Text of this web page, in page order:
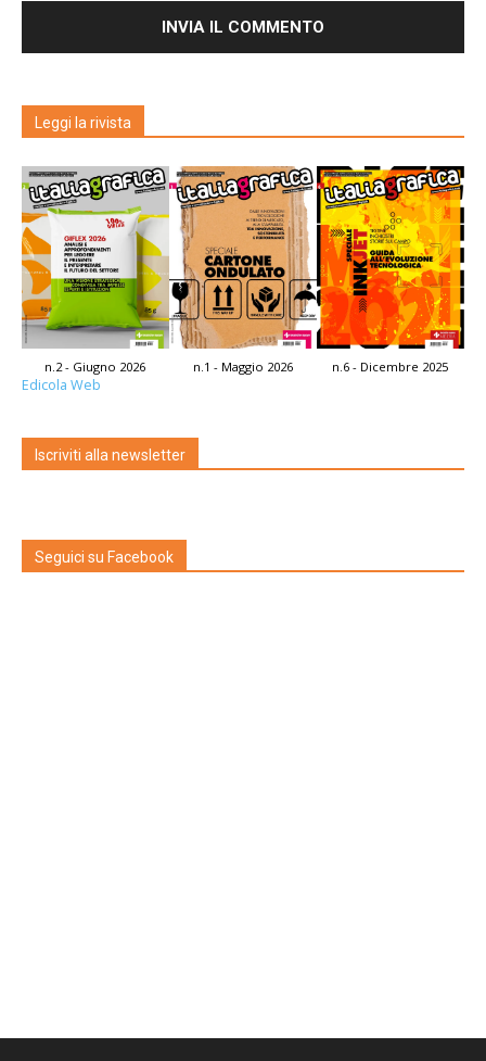
Leggi la rivista
n.2 - Giugno 2026 n.1 - Maggio 2026 n.6 - Dicembre 2025
Edicola Web
Iscriviti alla newsletter
Seguici su Facebook